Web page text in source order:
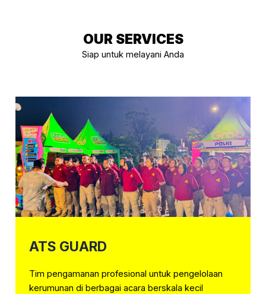
OUR SERVICES
Siap untuk melayani Anda
ATS GUARD
Tim pengamanan profesional untuk pengelolaan
kerumunan di berbagai acara berskala kecil